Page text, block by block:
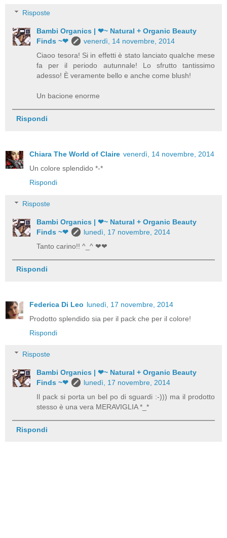
Risposte
Bambi Organics | ❤~ Natural + Organic Beauty
Finds ~❤
venerdì, 14 novembre, 2014
Ciaoo tesora! Si in effetti è stato lanciato qualche mese
fa per il periodo autunnale! Lo sfrutto tantissimo
adesso! È veramente bello e anche come blush!
Un bacione enorme
Rispondi
Chiara The World of Claire venerdì, 14 novembre, 2014
Un colore splendido *-*
Rispondi
Risposte
Bambi Organics | ❤~ Natural + Organic Beauty
Finds ~❤
lunedì, 17 novembre, 2014
Tanto carino!! ^_^ ❤❤
Rispondi
Federica Di Leo lunedì, 17 novembre, 2014
Prodotto splendido sia per il pack che per il colore!
Rispondi
Risposte
Bambi Organics | ❤~ Natural + Organic Beauty
Finds ~❤
lunedì, 17 novembre, 2014
Il pack si porta un bel po di sguardi :-))) ma il prodotto
stesso è una vera MERAVIGLIA *_*
Rispondi